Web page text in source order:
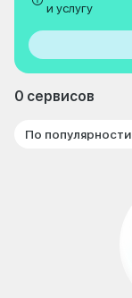
и услугу
0 сервисов
По популярности